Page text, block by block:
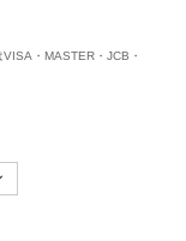
・MASTER・JCB・